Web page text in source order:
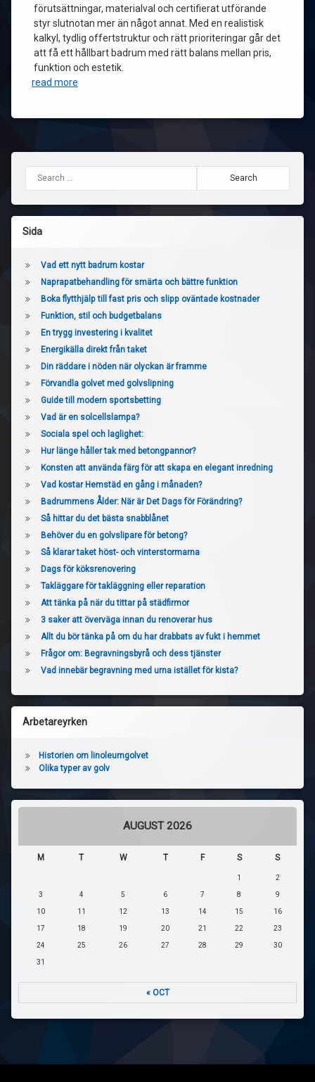
förutsättningar, materialval och certifierat utförande
styr slutnotan mer än något annat. Med en realistisk
kalkyl, tydlig offertstruktur och rätt prioriteringar går det
att få ett hållbart badrum med rätt balans mellan pris,
funktion och estetik.
read more
Search for:
Sida
Vad ett nytt badrum kostar
Naprapatbehandling för smärta och bättre funktion
Boka flytthjälp till fast pris och slipp oväntade kostnader
Funktion, stil och budgetbalans
En trygg investering i kvalitet
Energikälla direkt från taket
Din räddare i nöden när olyckan är framme
Förvandla golvet med golvslipning
Guide till modern sportsbetting
Vad är en solcellslampa?
Sociala spel och laglighet:
Hur länge håller tak med betongpannor?
Konsten att använda färg för att skapa en elegant inredning
Vad kostar Hemstäd en gång i månaden?
Badrummens Ålder: När är Det Dags för Förändring?
Så hittar du det bästa snabblånet
Behöver du en golvslipare för betong?
Så klarar taket höst- och vinterstormarna
Dags för köksrenovering
Takläggare för takläggning eller reparation
Att tänka på när du tittar på städfirmor
3 saker att överväga innan du renoverar hus
Allt du bör tänka på om du har drabbats av fukt i hemmet
Frågor om: Begravningsbyrå och dess tjänster
Vad innebär begravning med urna istället för kista?
Arbetareyrken
Historien om linoleumgolvet
Olika typer av golv
AUGUST 2026
M T W T F S S
1 2
3 4 5 6 7 8 9
10 11 12 13 14 15 16
17 18 19 20 21 22 23
24 25 26 27 28 29 30
31
« OCT